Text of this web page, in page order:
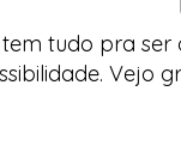
tudo pra ser
Vejo